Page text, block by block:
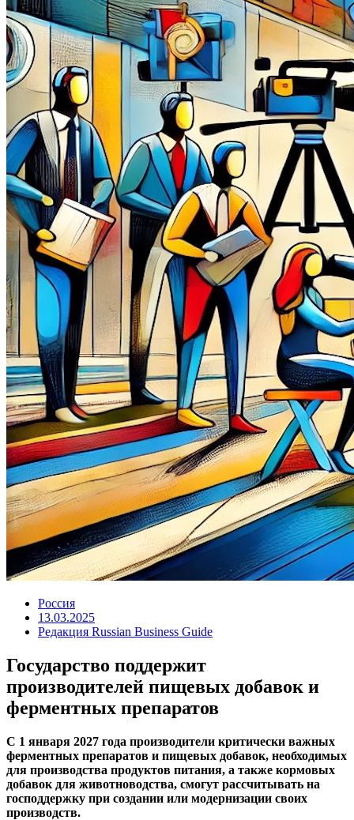
Россия
13.03.2025
Редакция Russian Business Guide
Государство поддержит
производителей пищевых добавок и
ферментных препаратов
С 1 января 2027 года производители критически важных
ферментных препаратов и пищевых добавок, необходимых
для производства продуктов питания, а также кормовых
добавок для животноводства, смогут рассчитывать на
господдержку при создании или модернизации своих
производств.